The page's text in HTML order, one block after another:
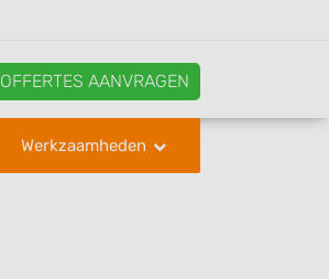
OFFERTES AANVRAGEN
Werkzaamheden